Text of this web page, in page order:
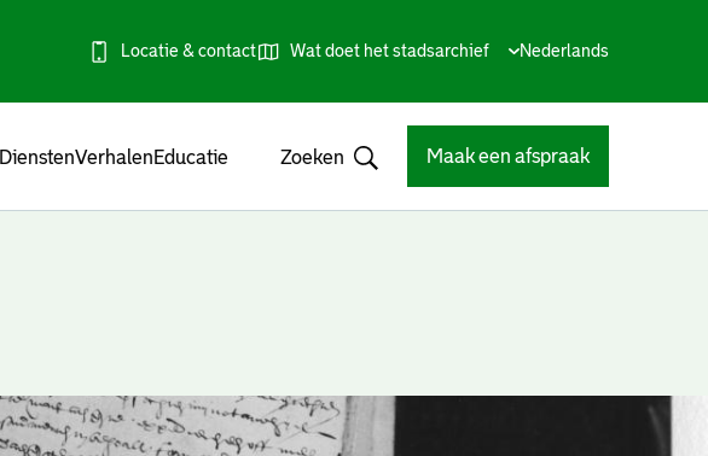
Locatie & contact Wat doet het stadsarchief
Huidige
Nederlands
DienstenVerhalenEducatie Zoeken Maak een afspraak